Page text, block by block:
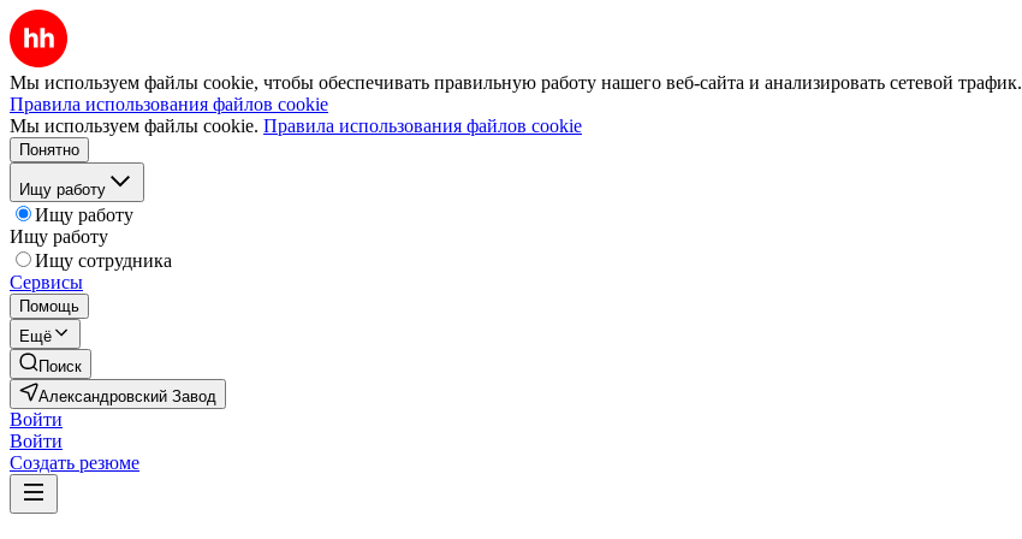
Мы используем файлы cookie, чтобы обеспечивать правильную работу нашего веб-сайта и анализировать сетевой трафик.
Правила использования файлов cookie
Мы используем файлы cookie. Правила использования файлов cookie
Понятно
Ищу работу
Ищу работу
Ищу работу
Ищу сотрудника
Сервисы
Помощь
Ещё
Поиск
Александровский Завод
Войти
Войти
Создать резюме